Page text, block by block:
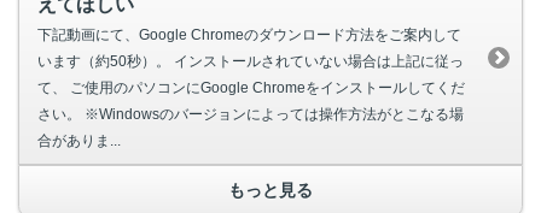
下記動画にて、Google Chromeのダウンロード方法をご案内して
います（約50秒）。 インストールされていない場合は上記に従っ
て、 ご使用のパソコンにGoogle Chromeをインストールしてくだ
さい。 ※Windowsのバージョンによっては操作方法がとこなる場
合がありま...
もっと見る